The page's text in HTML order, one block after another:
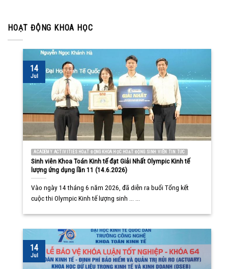
HOẠT ĐỘNG KHOA HỌC
ACADEMY ACTIVITIES HOẠT ĐỘNG KHOA HỌC HOẠT ĐỘNG SINH VIÊN TIN TỨC
Sinh viên Khoa Toán Kinh tế đạt Giải Nhất Olympic Kinh tế
lượng ứng dụng lần 11 (14.6.2026)
Vào ngày 14 tháng 6 năm 2026, đã diễn ra buổi Tổng kết
cuộc thi Olympic Kinh tế lượng sinh ... ...
14
Jul
14
Jul